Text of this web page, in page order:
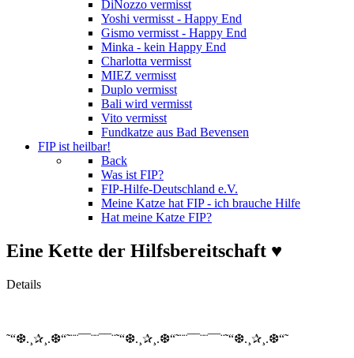
DiNozzo vermisst
Yoshi vermisst - Happy End
Gismo vermisst - Happy End
Minka - kein Happy End
Charlotta vermisst
MIEZ vermisst
Duplo vermisst
Bali wird vermisst
Vito vermisst
Fundkatze aus Bad Bevensen
FIP ist heilbar!
Back
Was ist FIP?
FIP-Hilfe-Deutschland e.V.
Meine Katze hat FIP - ich brauche Hilfe
Hat meine Katze FIP?
Eine Kette der Hilfsbereitschaft ♥
Details
˜“❆.¸✰¸.❆“˜¨¨¯¯¨¨¯¯¨˜“❆.¸✰¸.❆“˜¨¨¯¯¨¨¯¯¨˜“❆.¸✰¸.❆“˜